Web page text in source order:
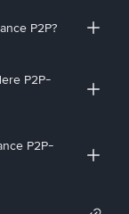
P2P?
P2P-
P2P-